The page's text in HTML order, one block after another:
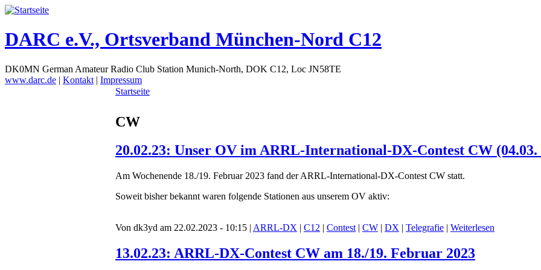
DARC e.V., Ortsverband München-Nord C12
DK0MN German Amateur Radio Club Station Munich-North, DOK C12, Loc JN58TE
www.darc.de | Kontakt | Impressum
Startseite
CW
20.02.23: Unser OV im ARRL-International-DX-Contest CW (04.03.
Am Wochenende 18./19. Februar 2023 fand der ARRL-International-DX-Contest CW statt.
Soweit bisher bekannt waren folgende Stationen aus unserem OV aktiv:
Von dk3yd am 22.02.2023 - 10:15 | ARRL-DX | C12 | Contest | CW | DX | Telegrafie | Weiterlesen
13.02.23: ARRL-DX-Contest CW am 18./19. Februar 2023